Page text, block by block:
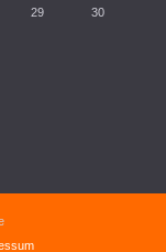
29 30